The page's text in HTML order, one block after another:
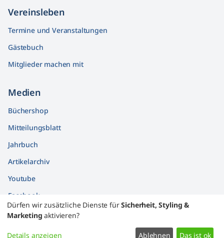
Vereinsleben
Termine und Veranstaltungen
Gästebuch
Mitglieder machen mit
Medien
Büchershop
Mitteilungsblatt
Jahrbuch
Artikelarchiv
Youtube
Facebook
Findbücher
Widerrufsformular
Dürfen wir zusätzliche Dienste fürSicherheit, Styling &
Marketing aktivieren?
Details anzeigen Ablehnen Das ist ok